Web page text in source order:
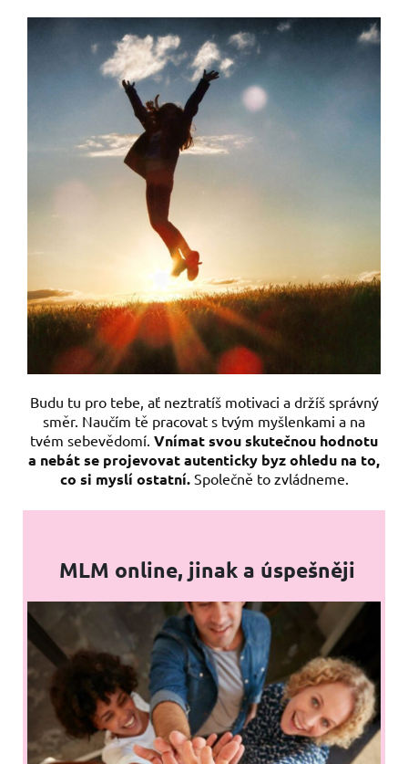
Budu tu pro tebe, ať neztratíš motivaci a držíš správný
směr. Naučím tě pracovat s tvým myšlenkami a na
tvém sebevědomí. Vnímat svou skutečnou hodnotu
a nebát se projevovat autenticky byz ohledu na to,
co si myslí ostatní. Společně to zvládneme.
MLM online, jinak a úspešněji